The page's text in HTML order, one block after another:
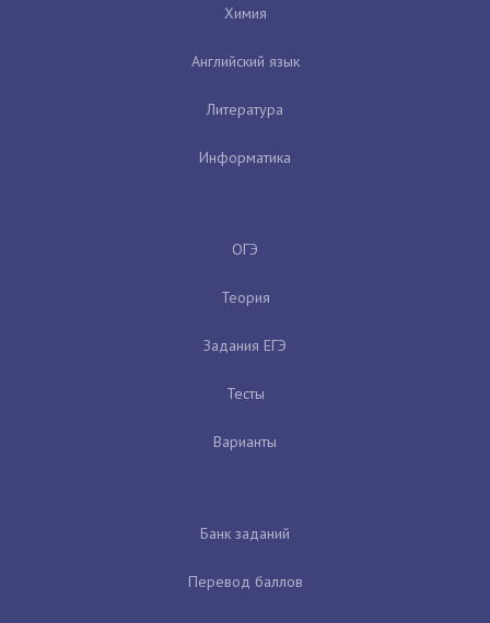
Химия
Английский язык
Литература
Информатика
ОГЭ
Теория
Задания ЕГЭ
Тесты
Варианты
Банк заданий
Перевод баллов